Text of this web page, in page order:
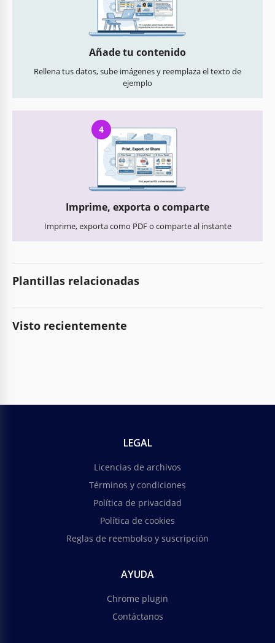
Añade tu contenido
Rellena tus datos, sube imágenes y reemplaza el texto de
ejemplo
4
Imprime, exporta o comparte
Imprime, exporta como PDF o comparte al instante
Plantillas relacionadas
Visto recientemente
LEGAL
Licencias de archivos
Términos y condiciones
Política de privacidad
Política de cookies
Reglas de reembolso y suscripción
AYUDA
Chrome plugin
Contáctanos